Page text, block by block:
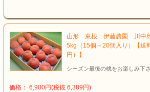
山形 東根 伊藤農園 川中
5kg（15個～20個入り）【送
円）】
シーズン最後の桃をお楽しみ下さ
価格： 6,900円(税抜 6,389円)